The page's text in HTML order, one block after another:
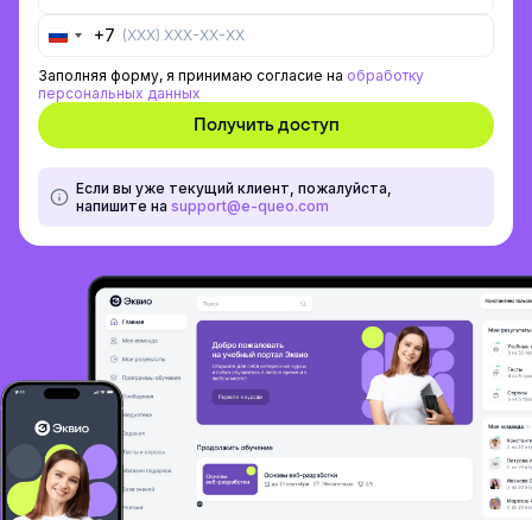
Russia
+7
Заполняя форму, я принимаю согласие на обработку
персональных данных
Если вы уже текущий клиент, пожалуйста,
напишите на support@e-queo.com